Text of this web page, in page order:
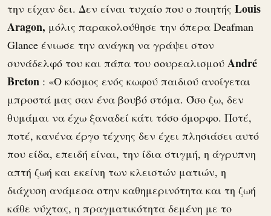
την είχαν δει. Δεν είναι τυχαίο που ο ποιητής Louis
Aragon, μόλις παρακολούθησε την όπερα Deafman
Glance ένιωσε την ανάγκη να γράψει στον
συνάδελφό του και πάπα του σουρεαλισμού André
Breton : «Ο κόσμος ενός κωφού παιδιού ανοίγεται
μπροστά μας σαν ένα βουβό στόμα. Όσο ζω, δεν
θυμάμαι να έχω ξαναδεί κάτι τόσο όμορφο. Ποτέ,
ποτέ, κανένα έργο τέχνης δεν έχει πλησιάσει αυτό
που είδα, επειδή είναι, την ίδια στιγμή, η άγρυπνη
απτή ζωή και εκείνη των κλειστών ματιών, η
διάχυση ανάμεσα στην καθημερινότητα και τη ζωή
κάθε νύχτας, η πραγματικότητα δεμένη με το